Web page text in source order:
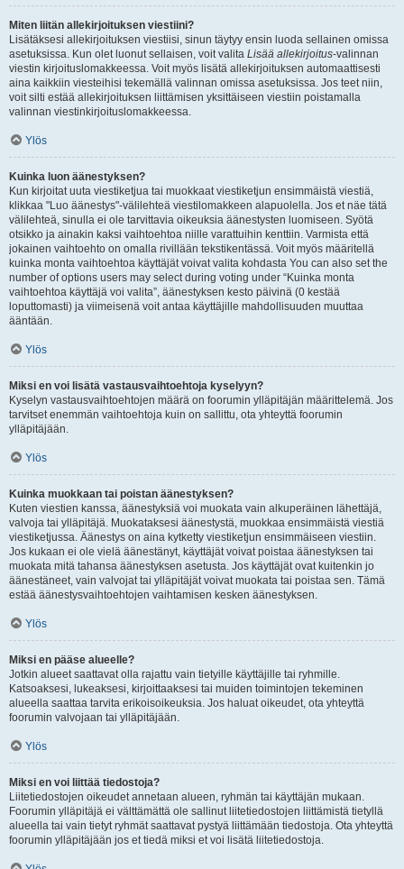
Miten liitän allekirjoituksen viestiini?
Lisätäksesi allekirjoituksen viestiisi, sinun täytyy ensin luoda sellainen omissa
asetuksissa. Kun olet luonut sellaisen, voit valita Lisää allekirjoitus-valinnan
viestin kirjoituslomakkeessa. Voit myös lisätä allekirjoituksen automaattisesti
aina kaikkiin viesteihisi tekemällä valinnan omissa asetuksissa. Jos teet niin,
voit silti estää allekirjoituksen liittämisen yksittäiseen viestiin poistamalla
valinnan viestinkirjoituslomakkeessa.
Ylös
Kuinka luon äänestyksen?
Kun kirjoitat uuta viestiketjua tai muokkaat viestiketjun ensimmäistä viestiä,
klikkaa "Luo äänestys"-välilehteä viestilomakkeen alapuolella. Jos et näe tätä
välilehteä, sinulla ei ole tarvittavia oikeuksia äänestysten luomiseen. Syötä
otsikko ja ainakin kaksi vaihtoehtoa niille varattuihin kenttiin. Varmista että
jokainen vaihtoehto on omalla rivillään tekstikentässä. Voit myös määritellä
kuinka monta vaihtoehtoa käyttäjät voivat valita kohdasta You can also set the
number of options users may select during voting under “Kuinka monta
vaihtoehtoa käyttäjä voi valita”, äänestyksen kesto päivinä (0 kestää
loputtomasti) ja viimeisenä voit antaa käyttäjille mahdollisuuden muuttaa
ääntään.
Ylös
Miksi en voi lisätä vastausvaihtoehtoja kyselyyn?
Kyselyn vastausvaihtoehtojen määrä on foorumin ylläpitäjän määrittelemä. Jos
tarvitset enemmän vaihtoehtoja kuin on sallittu, ota yhteyttä foorumin
ylläpitäjään.
Ylös
Kuinka muokkaan tai poistan äänestyksen?
Kuten viestien kanssa, äänestyksiä voi muokata vain alkuperäinen lähettäjä,
valvoja tai ylläpitäjä. Muokataksesi äänestystä, muokkaa ensimmäistä viestiä
viestiketjussa. Äänestys on aina kytketty viestiketjun ensimmäiseen viestiin.
Jos kukaan ei ole vielä äänestänyt, käyttäjät voivat poistaa äänestyksen tai
muokata mitä tahansa äänestyksen asetusta. Jos käyttäjät ovat kuitenkin jo
äänestäneet, vain valvojat tai ylläpitäjät voivat muokata tai poistaa sen. Tämä
estää äänestysvaihtoehtojen vaihtamisen kesken äänestyksen.
Ylös
Miksi en pääse alueelle?
Jotkin alueet saattavat olla rajattu vain tietyille käyttäjille tai ryhmille.
Katsoaksesi, lukeaksesi, kirjoittaaksesi tai muiden toimintojen tekeminen
alueella saattaa tarvita erikoisoikeuksia. Jos haluat oikeudet, ota yhteyttä
foorumin valvojaan tai ylläpitäjään.
Ylös
Miksi en voi liittää tiedostoja?
Liitetiedostojen oikeudet annetaan alueen, ryhmän tai käyttäjän mukaan.
Foorumin ylläpitäjä ei välttämättä ole sallinut liitetiedostojen liittämistä tietyllä
alueella tai vain tietyt ryhmät saattavat pystyä liittämään tiedostoja. Ota yhteyttä
foorumin ylläpitäjään jos et tiedä miksi et voi lisätä liitetiedostoja.